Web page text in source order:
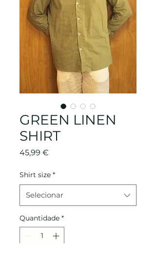
GREEN LINEN
SHIRT
45,99 €
Shirt size *
Selecionar
Quantidade *